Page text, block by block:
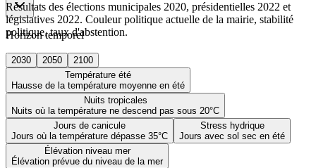
Horizon temporel
2030 2050
2100
Température été
Hausse de la température moyenne en été
Nuits tropicales
Nuits où la température ne descend pas sous 20°C
Jours de canicule
Jours où la température dépasse 35°C
Stress hydrique
Jours avec sol sec en été
Élévation niveau mer
Élévation prévue du niveau de la mer
Résultats des élections municipales 2020, présidentielles 2022 et
législatives 2022. Couleur politique actuelle de la mairie, stabilité
politique, taux d'abstention.